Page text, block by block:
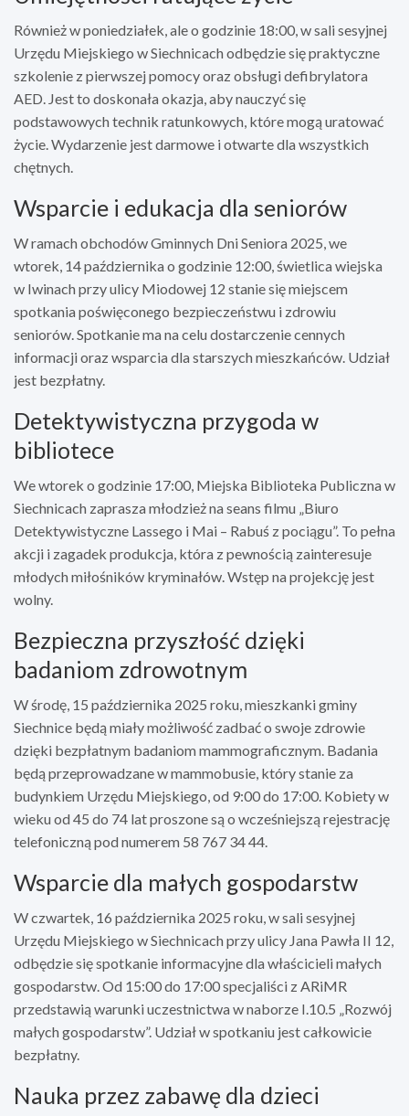
Również w poniedziałek, ale o godzinie 18:00, w sali sesyjnej
Urzędu Miejskiego w Siechnicach odbędzie się praktyczne
szkolenie z pierwszej pomocy oraz obsługi defibrylatora
AED. Jest to doskonała okazja, aby nauczyć się
podstawowych technik ratunkowych, które mogą uratować
życie. Wydarzenie jest darmowe i otwarte dla wszystkich
chętnych.
Wsparcie i edukacja dla seniorów
W ramach obchodów Gminnych Dni Seniora 2025, we
wtorek, 14 października o godzinie 12:00, świetlica wiejska
w Iwinach przy ulicy Miodowej 12 stanie się miejscem
spotkania poświęconego bezpieczeństwu i zdrowiu
seniorów. Spotkanie ma na celu dostarczenie cennych
informacji oraz wsparcia dla starszych mieszkańców. Udział
jest bezpłatny.
Detektywistyczna przygoda w
bibliotece
We wtorek o godzinie 17:00, Miejska Biblioteka Publiczna w
Siechnicach zaprasza młodzież na seans filmu „Biuro
Detektywistyczne Lassego i Mai – Rabuś z pociągu”. To pełna
akcji i zagadek produkcja, która z pewnością zainteresuje
młodych miłośników kryminałów. Wstęp na projekcję jest
wolny.
Bezpieczna przyszłość dzięki
badaniom zdrowotnym
W środę, 15 października 2025 roku, mieszkanki gminy
Siechnice będą miały możliwość zadbać o swoje zdrowie
dzięki bezpłatnym badaniom mammograficznym. Badania
będą przeprowadzane w mammobusie, który stanie za
budynkiem Urzędu Miejskiego, od 9:00 do 17:00. Kobiety w
wieku od 45 do 74 lat proszone są o wcześniejszą rejestrację
telefoniczną pod numerem 58 767 34 44.
Wsparcie dla małych gospodarstw
W czwartek, 16 października 2025 roku, w sali sesyjnej
Urzędu Miejskiego w Siechnicach przy ulicy Jana Pawła II 12,
odbędzie się spotkanie informacyjne dla właścicieli małych
gospodarstw. Od 15:00 do 17:00 specjaliści z ARiMR
przedstawią warunki uczestnictwa w naborze I.10.5 „Rozwój
małych gospodarstw”. Udział w spotkaniu jest całkowicie
bezpłatny.
Nauka przez zabawę dla dzieci